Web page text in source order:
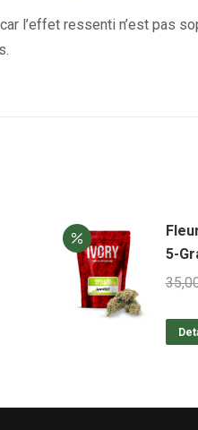
l’effet ressenti n’est pas
5-